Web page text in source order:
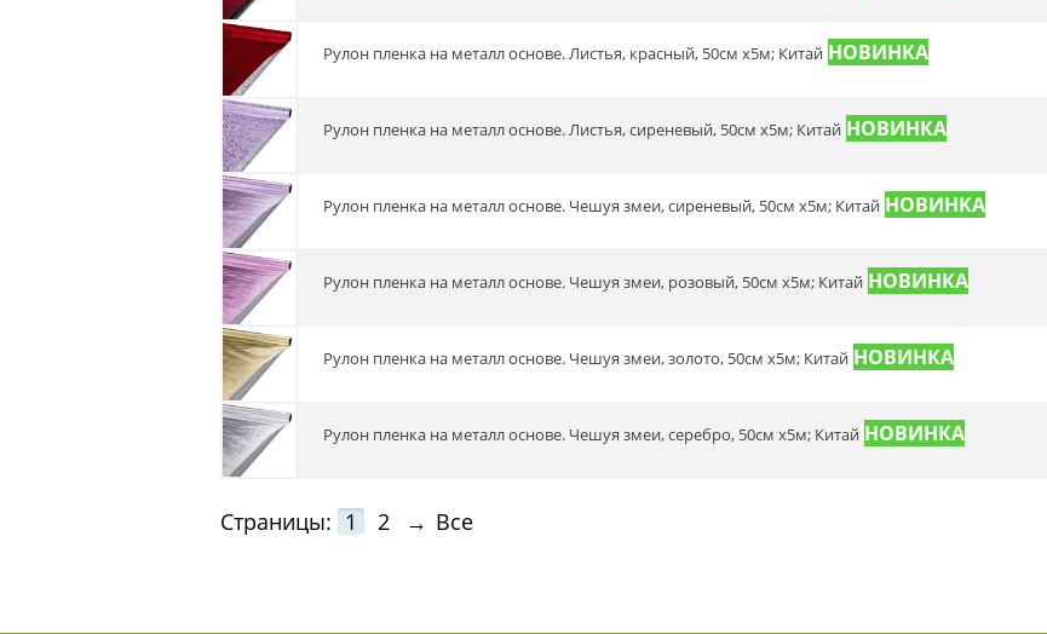
Рулон пленка на металл основе. Листья, красный, 50см х5м; Китай
Рулон пленка на металл основе. Листья, сиреневый, 50см х5м; Китай
Рулон пленка на металл основе. Чешуя змеи, сиреневый, 50см х5м; Китай
Рулон пленка на металл основе. Чешуя змеи, розовый, 50см х5м; Китай
Рулон пленка на металл основе. Чешуя змеи, золото, 50см х5м; Китай
Рулон пленка на металл основе. Чешуя змеи, серебро, 50см х5м; Китай
Страницы: 1 2 → Все